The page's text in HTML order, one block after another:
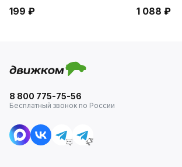
199 ₽ 1 088 ₽
8 800 775-75-56
Бесплатный звонок по России